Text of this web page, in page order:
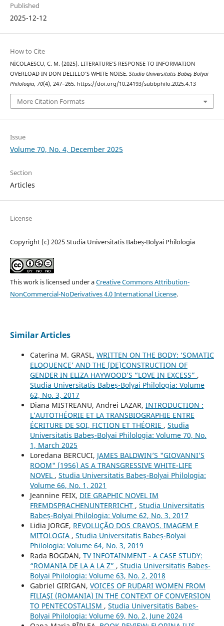
Published
2025-12-12
How to Cite
NİCOLAESCU, C. M. (2025). LITERATURE’S RESPONSE TO INFORMATION
OVERLOAD IN DON DELILLO’S WHITE NOISE. Studia Universitatis Babeș-Bolyai
Philologia, 70(4), 247–265. https://doi.org/10.24193/subbphilo.2025.4.13
More Citation Formats
Issue
Volume 70, No. 4, December 2025
Section
Articles
License
Copyright (c) 2025 Studia Universitatis Babeș-Bolyai Philologia
This work is licensed under aCreative Commons Attribution-
NonCommercial-NoDerivatives 4.0 International License.
Similar Articles
Caterina M. GRASL, WRITTEN ON THE BODY: ‘SOMATIC
ELOQUENCE’ AND THE (DE)CONSTRUCTION OF
GENDER IN ELIZA HAYWOOD’S “LOVE IN EXCESS” ,
Studia Universitatis Babeș-Bolyai Philologia: Volume
62, No. 3, 2017
Diana MISTREANU, Andrei LAZAR, INTRODUCTION :
L’AUTOTHÉORIE ET LA TRANSBIOGRAPHIE ENTRE
ÉCRITURE DE SOI, FICTION ET THÉORIE , Studia
Universitatis Babeș-Bolyai Philologia: Volume 70, No.
1, March 2025
Loredana BERCUCI, JAMES BALDWIN’S "GIOVANNI’S
ROOM" (1956) AS A TRANSGRESSIVE WHITE-LIFE
NOVEL , Studia Universitatis Babeș-Bolyai Philologia:
Volume 66, No. 1, 2021
Jeannine FEIX, DIE GRAPHIC NOVEL IM
FREMDSPRACHENUNTERRICHT , Studia Universitatis
Babeș-Bolyai Philologia: Volume 62, No. 3, 2017
Lidia JORGE, REVOLUÇÃO DOS CRAVOS. IMAGEM E
MITOLOGIA , Studia Universitatis Babeș-Bolyai
Philologia: Volume 64, No. 3, 2019
Rada BOGDAN, TV INFOTAINMENT - A CASE STUDY:
“ROMANIA DE LA A LA Z” , Studia Universitatis Babeș-
Bolyai Philologia: Volume 63, No. 2, 2018
Gabriel GIRIGAN, VOICES OF RUDARI WOMEN FROM
FILIAŞI (ROMANIA) IN THE CONTEXT OF CONVERSION
TO PENTECOSTALISM , Studia Universitatis Babeș-
Bolyai Philologia: Volume 69, No. 2, June 2024